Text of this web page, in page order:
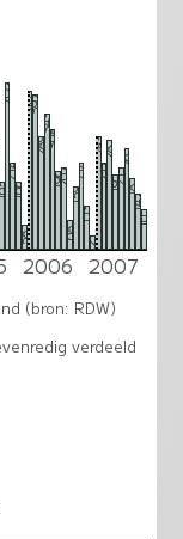
165
427
214
166
58
401
397
289
343
308
196
207
68
159
214
113
32
283
217
281
191
211
261
181
142
101
2006 2007
(bron: RDW)
verdeeld